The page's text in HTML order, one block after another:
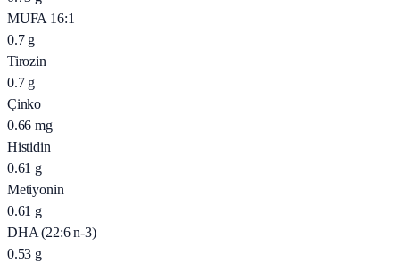
MUFA 16:1
0.7 g
Tirozin
0.7 g
Çinko
0.66 mg
Histidin
0.61 g
Metiyonin
0.61 g
DHA (22:6 n-3)
0.53 g